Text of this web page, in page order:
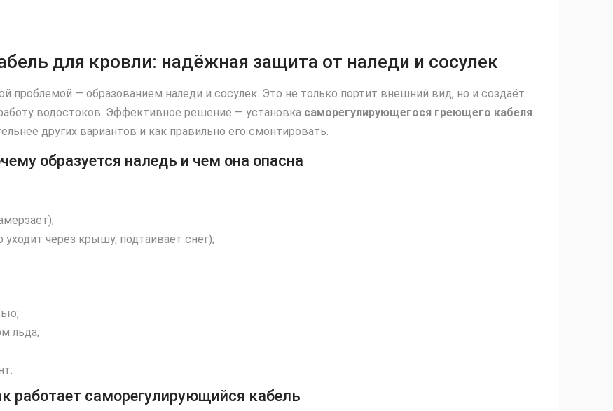
для кровли: надёжная защита от наледи и сосулек
проблемой — образованием наледи и сосулек. Это не только портит внешний вид, но и создаёт
водостоков. Эффективное решение — установка саморегулирующегося греющего кабеля
других вариантов и как правильно его смонтировать.
образуется наледь и чем она опасна
уходит через крышу, подтаивает снег);
льда;
работает саморегулирующийся кабель